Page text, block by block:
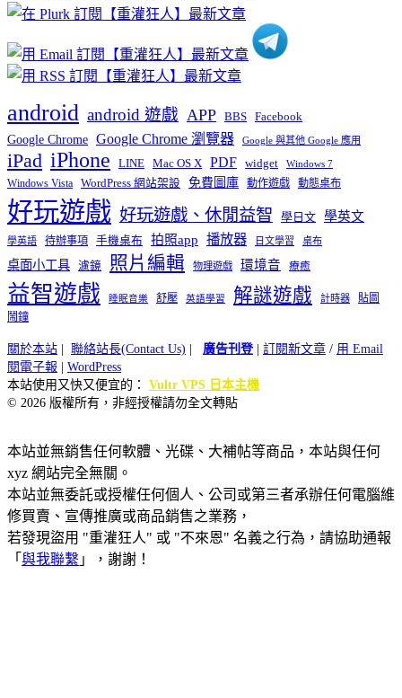
類
android android 遊戲 APP BBS Facebook
Google Chrome Google Chrome 瀏覽器 Google 與其他 Google 應用
iPad iPhone LINE Mac OS X PDF widget Windows 7
Windows Vista WordPress 網站架設 免費圖庫 動作遊戲 動態桌布
好玩遊戲 好玩遊戲、休閒益智 學日文 學英文
學英語 待辦事項 手機桌布 拍照app 播放器 日文學習 桌布
桌面小工具 濾鏡 照片編輯 物理遊戲 環境音 療癒
益智遊戲 睡眠音樂 舒壓 英語學習 解謎遊戲 計時器
貼圖
鬧鐘
關於本站 聯絡站長(Contact Us) 廣告刊登| 訂閱新文章 / 用 Email
閱電子報
WordPress
本站使用又快又便宜的： Vultr VPS 日本主機
© 2026 版權所有，非經授權請勿全文轉貼
本站並無銷售任何軟體、光碟、大補帖等商品，本站與任何
xyz 網站完全無關。
本站並無委託或授權任何個人、公司或第三者承辦任何電腦維
修買賣、宣傳推廣或商品銷售之業務，
若發現盜用 "重灌狂人" 或 "不來恩" 名義之行為，請協助通報
「 與我聯繫 」，謝謝！